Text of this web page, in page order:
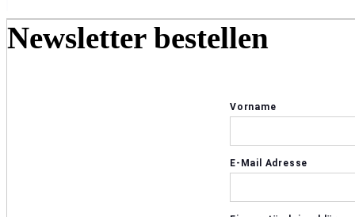
Newsletter bestellen